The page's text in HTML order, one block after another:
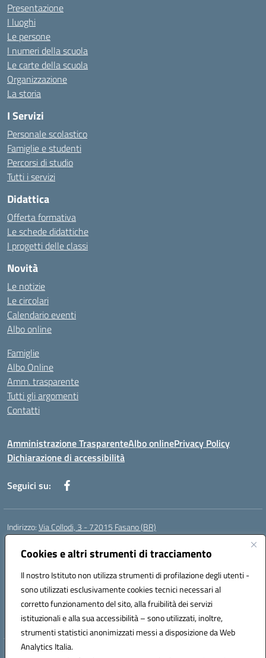
Cookies e altri strumenti di tracciamento
Il nostro Istituto non utilizza strumenti di profilazione degli utenti -
sono utilizzati esclusivamente cookies tecnici necessari al
corretto funzionamento del sito, alla fruibilità dei servizi
istituzionali e alla sua accessibilità – sono utilizzati, inoltre,
strumenti statistici anonimizzati messi a disposizione da Web
Analytics Italia.
Presentazione
I luoghi
Le persone
I numeri della scuola
Le carte della scuola
Organizzazione
La storia
I Servizi
Personale scolastico
Famiglie e studenti
Percorsi di studio
Tutti i servizi
Didattica
Offerta formativa
Le schede didattiche
I progetti delle classi
Novità
Le notizie
Le circolari
Calendario eventi
Albo online
Famiglie
Albo Online
Amm. trasparente
Tutti gli argomenti
Contatti
Amministrazione TrasparenteAlbo onlinePrivacy Policy
Dichiarazione di accessibilità
Seguici su:
Indirizzo:Via Collodi, 3 - 72015 Fasano (BR)
Centralino:
Posta elettronica certificata (PEC):bric839004@pec.istruzione.it
Codice fiscale: 90059320748
Codice meccanografico:BRIC839004
Codice Indice delle Pubbliche Amministrazioni (IPA): istsc_bree02200r
Codice unico di fatturazione (CUF): MIL3BD